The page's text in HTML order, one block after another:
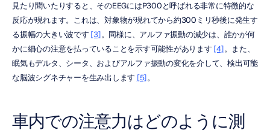
見たり聞いたりすると、そのEEGにはP300と呼ばれる非常に特徴的な
反応が現れます。これは、対象物が現れてから約300ミリ秒後に発生す
る振幅の大きい波です [3]。同様に、アルファ振動の減少は、誰かが何
かに細心の注意を払っていることを示す可能性があります [4]。また、
眠気もデルタ、シータ、およびアルファ振動の変化を介して、検出可能
な脳波シグネチャーを生み出します [5]。
車内での注意力はどのように測